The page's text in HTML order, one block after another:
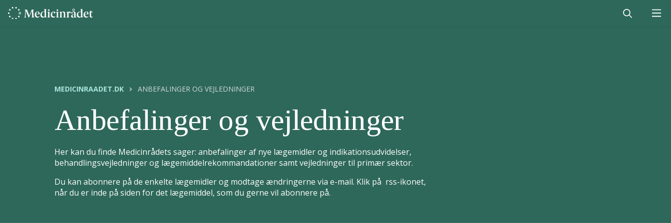
MEDICINRAADET.DK ANBEFALINGER OG VEJLEDNINGER
Anbefalinger og vejledninger
Her kan du finde Medicinrådets sager: anbefalinger af nye lægemidler og indikationsudvidelser,
behandlingsvejledninger og lægemiddelrekommandationer samt vejledninger til primær sektor.
Du kan abonnere på de enkelte lægemidler og modtage ændringerne via e-mail. Klik på rss-ikonet,
når du er inde på siden for det lægemiddel, som du gerne vil abonnere på.